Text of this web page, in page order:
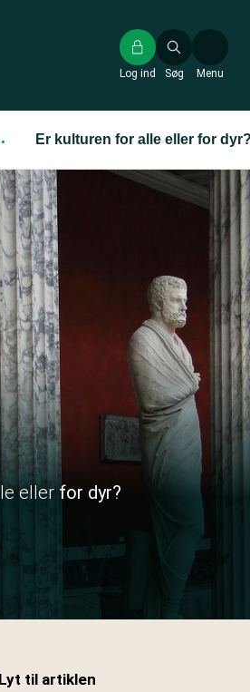
Søg
Log ind Menu
Er kulturen for alle eller for
eller for dyr?
Lyt til artiklen